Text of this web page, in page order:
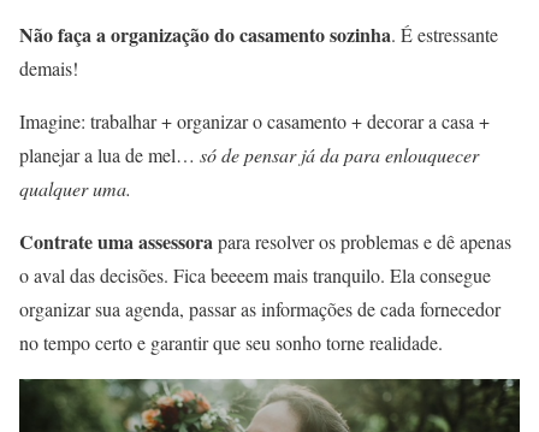
Não faça a organização do casamento sozinha. É estressante
demais!
Imagine: trabalhar + organizar o casamento + decorar a casa +
planejar a lua de mel… só de pensar já da para enlouquecer
qualquer uma.
Contrate uma assessorapara resolver os problemas e dê apenas
o aval das decisões. Fica beeeem mais tranquilo. Ela consegue
organizar sua agenda, passar as informações de cada fornecedor
no tempo certo e garantir que seu sonho torne realidade.